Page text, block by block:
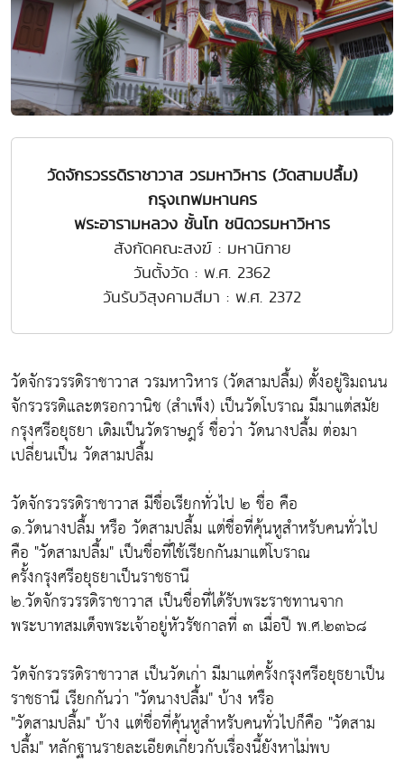
วัดจักรวรรดิราชาวาส วรมหาวิหาร (วัดสามปลื้ม)
กรุงเทพมหานคร
พระอารามหลวง ชั้นโท ชนิดวรมหาวิหาร
สังกัดคณะสงฆ์ : มหานิกาย
วันตั้งวัด : พ.ศ. 2362
วันรับวิสุงคามสีมา : พ.ศ. 2372
วัดจักรวรรดิราชาวาส วรมหาวิหาร (วัดสามปลื้ม) ตั้งอยู่ริมถนน
จักรวรรดิและตรอกวานิช (สำเพ็ง) เป็นวัดโบราณ มีมาแต่สมัย
กรุงศรีอยุธยา เดิมเป็นวัดราษฎร์ ชื่อว่า วัดนางปลื้ม ต่อมา
เปลี่ยนเป็น วัดสามปลื้ม
วัดจักรวรรดิราชาวาส มีชื่อเรียกทั่วไป ๒ ชื่อ คือ
๑.วัดนางปลื้ม หรือ วัดสามปลื้ม แต่ชื่อที่คุ้นหูสำหรับคนทั่วไป
คือ "วัดสามปลื้ม" เป็นชื่อที่ใช้เรียกกันมาแต่โบราณ
ครั้งกรุงศรีอยุธยาเป็นราชธานี
๒.วัดจักรวรรดิราชาวาส เป็นชื่อที่ได้รับพระราชทานจาก
พระบาทสมเด็จพระเจ้าอยู่หัวรัชกาลที่ ๓ เมื่อปี พ.ศ.๒๓๖๘
วัดจักรวรรดิราชาวาส เป็นวัดเก่า มีมาแต่ครั้งกรุงศรีอยุธยาเป็น
ราชธานี เรียกกันว่า "วัดนางปลื้ม" บ้าง หรือ
"วัดสามปลื้ม" บ้าง แต่ชื่อที่คุ้นหูสำหรับคนทั่วไปก็คือ "วัดสาม
ปลื้ม" หลักฐานรายละเอียดเกี่ยวกับเรื่องนี้ยังหาไม่พบ